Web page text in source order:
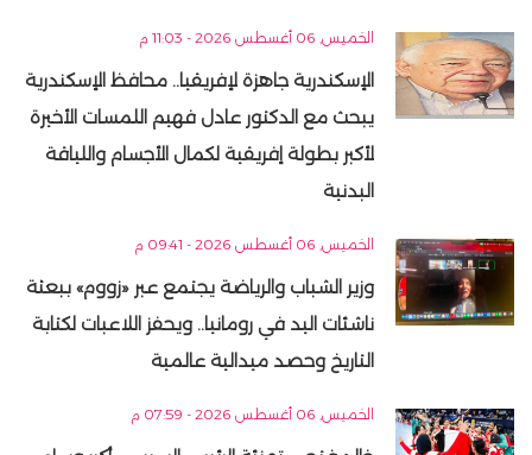
الخميس, 06 أغسطس 2026 - 11:03 م
الإسكندرية جاهزة لإفريقيا.. محافظ الإسكندرية
يبحث مع الدكتور عادل فهيم اللمسات الأخيرة
لأكبر بطولة إفريقية لكمال الأجسام واللياقة
البدنية
الخميس, 06 أغسطس 2026 - 09:41 م
وزير الشباب والرياضة يجتمع عبر «زووم» ببعثة
ناشئات اليد في رومانيا.. ويحفز اللاعبات لكتابة
التاريخ وحصد ميدالية عالمية
الخميس, 06 أغسطس 2026 - 07:59 م